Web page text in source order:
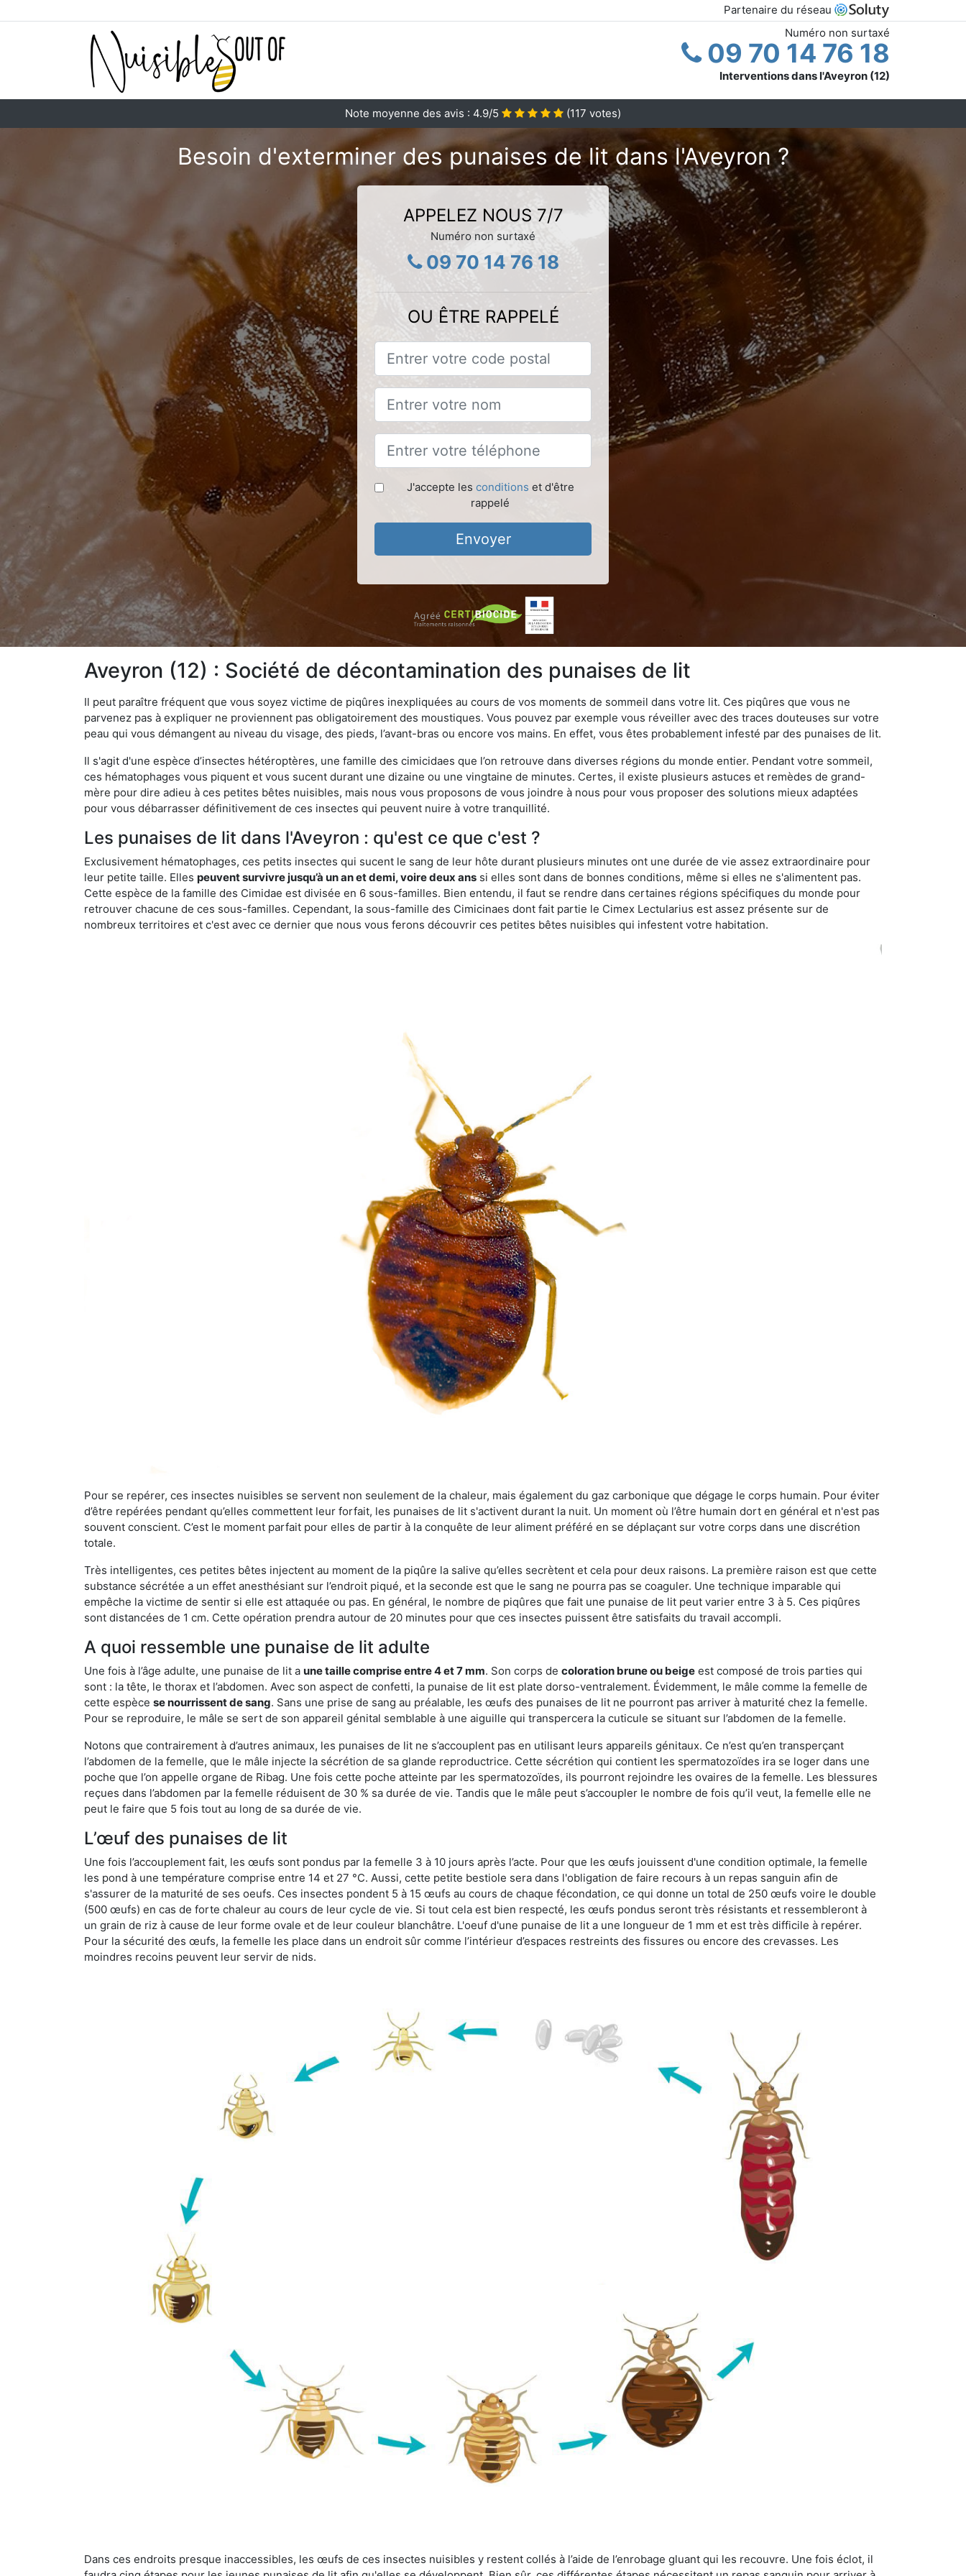
Partenaire du réseau
Numéro non surtaxé
09 70 14 76 18
Interventions dans l'Aveyron (12)
Note moyenne des avis : 4.9/5 (117 votes)
Besoin d'exterminer des punaises de lit dans l'Aveyron ?
APPELEZ NOUS 7/7
Numéro non surtaxé
09 70 14 76 18
OU ÊTRE RAPPELÉ
J'accepte les conditions et d'être
rappelé
Envoyer
Aveyron (12) : Société de décontamination des punaises de lit
Il peut paraître fréquent que vous soyez victime de piqûres inexpliquées au cours de vos moments de sommeil dans votre lit. Ces piqûres que vous ne
parvenez pas à expliquer ne proviennent pas obligatoirement des moustiques. Vous pouvez par exemple vous réveiller avec des traces douteuses sur votre
peau qui vous démangent au niveau du visage, des pieds, l’avant-bras ou encore vos mains. En effet, vous êtes probablement infesté par des punaises de lit.
Il s'agit d'une espèce d’insectes hétéroptères, une famille des cimicidaes que l’on retrouve dans diverses régions du monde entier. Pendant votre sommeil,
ces hématophages vous piquent et vous sucent durant une dizaine ou une vingtaine de minutes. Certes, il existe plusieurs astuces et remèdes de grand-
mère pour dire adieu à ces petites bêtes nuisibles, mais nous vous proposons de vous joindre à nous pour vous proposer des solutions mieux adaptées
pour vous débarrasser définitivement de ces insectes qui peuvent nuire à votre tranquillité.
Les punaises de lit dans l'Aveyron : qu'est ce que c'est ?
Exclusivement hématophages, ces petits insectes qui sucent le sang de leur hôte durant plusieurs minutes ont une durée de vie assez extraordinaire pour
leur petite taille. Elles peuvent survivre jusqu’à un an et demi, voire deux ans si elles sont dans de bonnes conditions, même si elles ne s'alimentent pas.
Cette espèce de la famille des Cimidae est divisée en 6 sous-familles. Bien entendu, il faut se rendre dans certaines régions spécifiques du monde pour
retrouver chacune de ces sous-familles. Cependant, la sous-famille des Cimicinaes dont fait partie le Cimex Lectularius est assez présente sur de
nombreux territoires et c'est avec ce dernier que nous vous ferons découvrir ces petites bêtes nuisibles qui infestent votre habitation.
Pour se repérer, ces insectes nuisibles se servent non seulement de la chaleur, mais également du gaz carbonique que dégage le corps humain. Pour éviter
d’être repérées pendant qu’elles commettent leur forfait, les punaises de lit s'activent durant la nuit. Un moment où l’être humain dort en général et n'est pas
souvent conscient. C’est le moment parfait pour elles de partir à la conquête de leur aliment préféré en se déplaçant sur votre corps dans une discrétion
totale.
Très intelligentes, ces petites bêtes injectent au moment de la piqûre la salive qu’elles secrètent et cela pour deux raisons. La première raison est que cette
substance sécrétée a un effet anesthésiant sur l’endroit piqué, et la seconde est que le sang ne pourra pas se coaguler. Une technique imparable qui
empêche la victime de sentir si elle est attaquée ou pas. En général, le nombre de piqûres que fait une punaise de lit peut varier entre 3 à 5. Ces piqûres
sont distancées de 1 cm. Cette opération prendra autour de 20 minutes pour que ces insectes puissent être satisfaits du travail accompli.
A quoi ressemble une punaise de lit adulte
Une fois à l’âge adulte, une punaise de lit a une taille comprise entre 4 et 7 mm. Son corps de coloration brune ou beige est composé de trois parties qui
sont : la tête, le thorax et l’abdomen. Avec son aspect de confetti, la punaise de lit est plate dorso-ventralement. Évidemment, le mâle comme la femelle de
cette espèce se nourrissent de sang. Sans une prise de sang au préalable, les œufs des punaises de lit ne pourront pas arriver à maturité chez la femelle.
Pour se reproduire, le mâle se sert de son appareil génital semblable à une aiguille qui transpercera la cuticule se situant sur l’abdomen de la femelle.
Notons que contrairement à d’autres animaux, les punaises de lit ne s’accouplent pas en utilisant leurs appareils génitaux. Ce n’est qu’en transperçant
l’abdomen de la femelle, que le mâle injecte la sécrétion de sa glande reproductrice. Cette sécrétion qui contient les spermatozoïdes ira se loger dans une
poche que l’on appelle organe de Ribag. Une fois cette poche atteinte par les spermatozoïdes, ils pourront rejoindre les ovaires de la femelle. Les blessures
reçues dans l’abdomen par la femelle réduisent de 30 % sa durée de vie. Tandis que le mâle peut s’accoupler le nombre de fois qu’il veut, la femelle elle ne
peut le faire que 5 fois tout au long de sa durée de vie.
L’œuf des punaises de lit
Une fois l’accouplement fait, les œufs sont pondus par la femelle 3 à 10 jours après l’acte. Pour que les œufs jouissent d'une condition optimale, la femelle
les pond à une température comprise entre 14 et 27 °C. Aussi, cette petite bestiole sera dans l'obligation de faire recours à un repas sanguin afin de
s'assurer de la maturité de ses oeufs. Ces insectes pondent 5 à 15 œufs au cours de chaque fécondation, ce qui donne un total de 250 œufs voire le double
(500 œufs) en cas de forte chaleur au cours de leur cycle de vie. Si tout cela est bien respecté, les œufs pondus seront très résistants et ressembleront à
un grain de riz à cause de leur forme ovale et de leur couleur blanchâtre. L'oeuf d'une punaise de lit a une longueur de 1 mm et est très difficile à repérer.
Pour la sécurité des œufs, la femelle les place dans un endroit sûr comme l’intérieur d’espaces restreints des fissures ou encore des crevasses. Les
moindres recoins peuvent leur servir de nids.
Dans ces endroits presque inaccessibles, les œufs de ces insectes nuisibles y restent collés à l’aide de l’enrobage gluant qui les recouvre. Une fois éclot, il